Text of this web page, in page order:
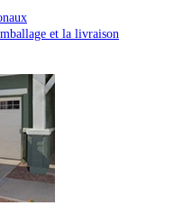
et la livraison